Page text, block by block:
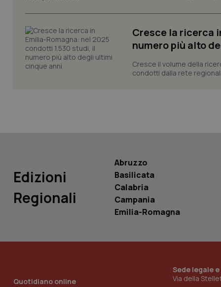
Cresce la ricerca
numero più alto
Cresce il volume della
condotti dalla rete
Edizioni
Regionali
Abruzzo
Basilicata
Calabria
Campania
Emilia-Romagna
Quotidiano online
Sede legale
Via della
_ga_KM60CM4NPH
__Secure-
tracking-sites-